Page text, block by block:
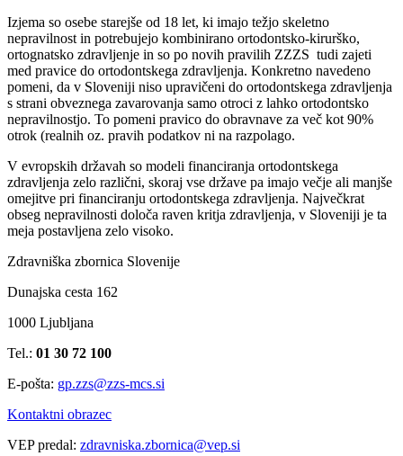
Izjema so osebe starejše od 18 let, ki imajo težjo skeletno
nepravilnost in potrebujejo kombinirano ortodontsko-kirurško,
ortognatsko zdravljenje in so po novih pravilih ZZZS tudi zajeti
med pravice do ortodontskega zdravljenja. Konkretno navedeno
pomeni, da v Sloveniji niso upravičeni do ortodontskega zdravljenja
s strani obveznega zavarovanja samo otroci z lahko ortodontsko
nepravilnostjo. To pomeni pravico do obravnave za več kot 90%
otrok (realnih oz. pravih podatkov ni na razpolago.
V evropskih državah so modeli financiranja ortodontskega
zdravljenja zelo različni, skoraj vse države pa imajo večje ali manjše
omejitve pri financiranju ortodontskega zdravljenja. Največkrat
obseg nepravilnosti določa raven kritja zdravljenja, v Sloveniji je ta
meja postavljena zelo visoko.
Zdravniška zbornica Slovenije
Dunajska cesta 162
1000 Ljubljana
Tel.: 01 30 72 100
E-pošta: gp.zzs@zzs-mcs.si
Kontaktni obrazec
VEP predal: zdravniska.zbornica@vep.si